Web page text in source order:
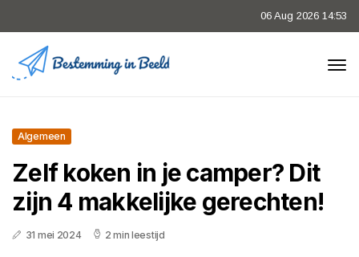
06 Aug 2026 14:53
Algemeen
Zelf koken in je camper? Dit
zijn 4 makkelijke gerechten!
31 mei 2024 2 min leestijd